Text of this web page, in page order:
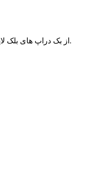
از بک دراپ های بلک لایت می توانید به عنوان پرده، رو مبلی، دیوار کوب یا حتی روی سقف استفاده کنید و از زیبایی آن در تاریکی مقابل نورهای بلک لایت لذت ببرید.